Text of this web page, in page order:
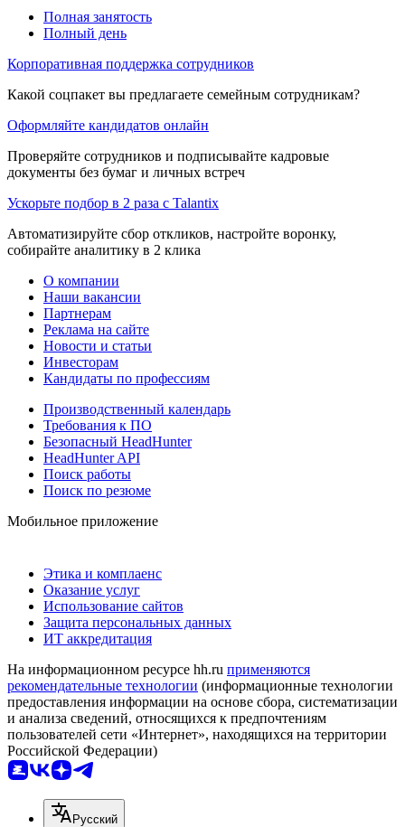
Полная занятость
Полный день
Корпоративная поддержка сотрудников
Какой соцпакет вы предлагаете семейным сотрудникам?
Оформляйте кандидатов онлайн
Проверяйте сотрудников и подписывайте кадровые
документы без бумаг и личных встреч
Ускорьте подбор в 2 раза с Talantix
Автоматизируйте сбор откликов, настройте воронку,
собирайте аналитику в 2 клика
О компании
Наши вакансии
Партнерам
Реклама на сайте
Новости и статьи
Инвесторам
Кандидаты по профессиям
Производственный календарь
Требования к ПО
Безопасный HeadHunter
HeadHunter API
Поиск работы
Поиск по резюме
Мобильное приложение
Этика и комплаенс
Оказание услуг
Использование сайтов
Защита персональных данных
ИТ аккредитация
На информационном ресурсе hh.ru применяются
рекомендательные технологии (информационные технологии
предоставления информации на основе сбора, систематизации
и анализа сведений, относящихся к предпочтениям
пользователей сети «Интернет», находящихся на территории
Российской Федерации)
Русский